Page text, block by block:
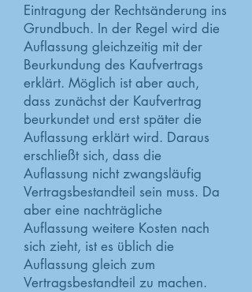
Eintragung der Rechtsänderung ins
Grundbuch. In der Regel wird die
Auflassung gleichzeitig mit der
Beurkundung des Kaufvertrags
erklärt. Möglich ist aber auch,
dass zunächst der Kaufvertrag
beurkundet und erst später die
Auflassung erklärt wird. Daraus
erschließt sich, dass die
Auflassung nicht zwangsläufig
Vertragsbestandteil sein muss. Da
aber eine nachträgliche
Auflassung weitere Kosten nach
sich zieht, ist es üblich die
Auflassung gleich zum
Vertragsbestandteil zu machen.